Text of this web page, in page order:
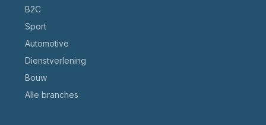
B2C
Sport
Automotive
Dienstverlening
Bouw
Alle branches